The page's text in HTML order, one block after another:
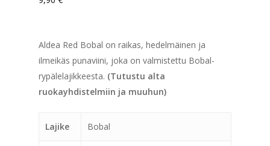
Aldea Red Bobal on raikas, hedelmäinen ja
ilmeikäs punaviini, joka on valmistettu Bobal-
rypälelajikkeesta. (Tutustu alta
ruokayhdistelmiin ja muuhun)
Lajike Bobal